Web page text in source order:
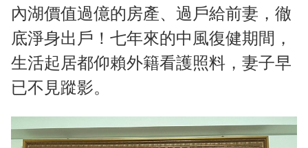
內湖價值過億的房產、過戶給前妻，徹
底淨身出戶！七年來的中風復健期間，
生活起居都仰賴外籍看護照料，妻子早
已不見蹤影。